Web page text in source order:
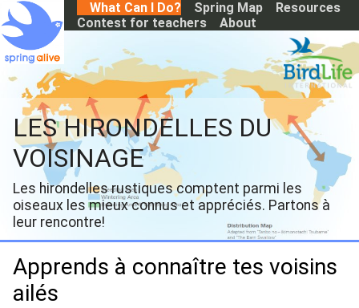
k
i
p
n
What Can I Do? Spring Map
Resources
Contest for teachers
About
LES HIRONDELLES DU
VOISINAGE
Les hirondelles rustiques comptent parmi les
oiseaux les mieux connus et appréciés. Partons à
leur rencontre!
Apprends à connaître tes voisins
ailés